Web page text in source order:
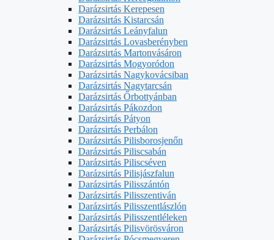
Darázsirtás Kerepesen
Darázsirtás Kistarcsán
Darázsirtás Leányfalun
Darázsirtás Lovasberényben
Darázsirtás Martonvásáron
Darázsirtás Mogyoródon
Darázsirtás Nagykovácsiban
Darázsirtás Nagytarcsán
Darázsirtás Őrbottyánban
Darázsirtás Pákozdon
Darázsirtás Pátyon
Darázsirtás Perbálon
Darázsirtás Pilisborosjenőn
Darázsirtás Piliscsabán
Darázsirtás Piliscséven
Darázsirtás Pilisjászfalun
Darázsirtás Pilisszántón
Darázsirtás Pilisszentiván
Darázsirtás Pilisszentlászlón
Darázsirtás Pilisszentléleken
Darázsirtás Pilisvörösváron